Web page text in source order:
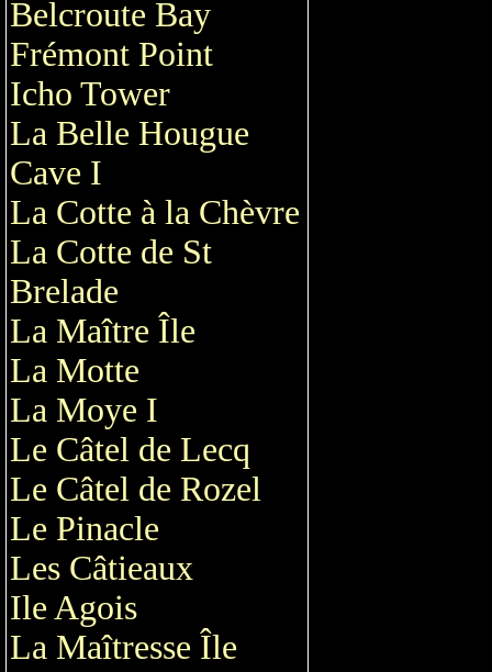
Belcroute Bay
Frémont Point
Icho Tower
La Belle Hougue
Cave I
La Cotte à la Chèvre
La Cotte de St
Brelade
La Maître Île
La Motte
La Moye I
Le Câtel de Lecq
Le Câtel de Rozel
Le Pinacle
Les Câtieaux
Ile Agois
La Maîtresse Île